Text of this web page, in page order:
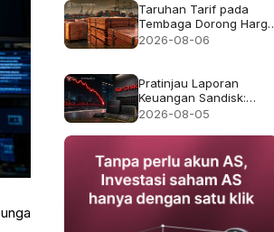
Taruhan Tarif pada
Tembaga Dorong Harga
Tembaga ke Rekor
2026-08-06
Pratinjau Laporan
Keuangan Sandisk:
Apakah Pertumbuhan
pada Juli?
2026-08-05